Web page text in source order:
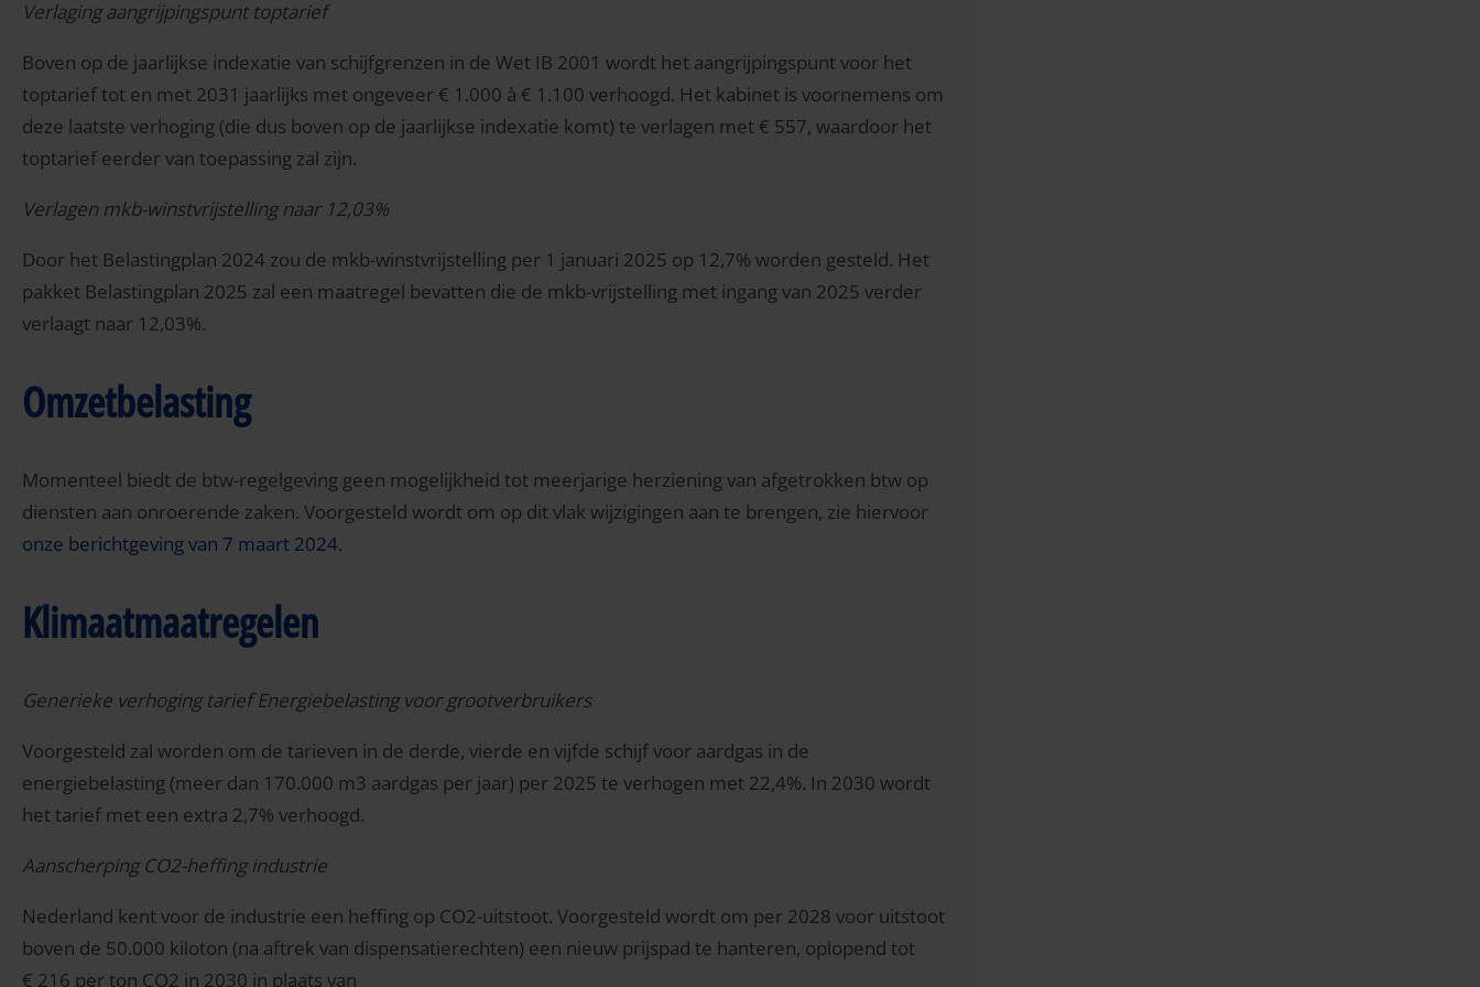
Verlaging aangrijpingspunt toptarief
Boven op de jaarlijkse indexatie van schijfgrenzen in de Wet IB 2001 wordt het aangrijpingspunt voor het
toptarief tot en met 2031 jaarlijks met ongeveer € 1.000 à € 1.100 verhoogd. Het kabinet is voornemens om
deze laatste verhoging (die dus boven op de jaarlijkse indexatie komt) te verlagen met € 557, waardoor het
toptarief eerder van toepassing zal zijn.
Verlagen mkb-winstvrijstelling naar 12,03%
Door het Belastingplan 2024 zou de mkb-winstvrijstelling per 1 januari 2025 op 12,7% worden gesteld. Het
pakket Belastingplan 2025 zal een maatregel bevatten die de mkb-vrijstelling met ingang van 2025 verder
verlaagt naar 12,03%.
Omzetbelasting
Momenteel biedt de btw-regelgeving geen mogelijkheid tot meerjarige herziening van afgetrokken btw op
diensten aan onroerende zaken. Voorgesteld wordt om op dit vlak wijzigingen aan te brengen, zie hiervoor
onze berichtgeving van 7 maart 2024.
Klimaatmaatregelen
Generieke verhoging tarief Energiebelasting voor grootverbruikers
Voorgesteld zal worden om de tarieven in de derde, vierde en vijfde schijf voor aardgas in de
energiebelasting (meer dan 170.000 m3 aardgas per jaar) per 2025 te verhogen met 22,4%. In 2030 wordt
het tarief met een extra 2,7% verhoogd.
Aanscherping CO2-heffing industrie
Nederland kent voor de industrie een heffing op CO2-uitstoot. Voorgesteld wordt om per 2028 voor uitstoot
boven de 50.000 kiloton (na aftrek van dispensatierechten) een nieuw prijspad te hanteren, oplopend tot
€ 216 per ton CO2 in 2030 in plaats van